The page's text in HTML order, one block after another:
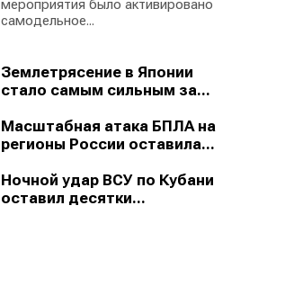
мероприятия было активировано
самодельное...
Землетрясение в Японии
стало самым сильным за...
Масштабная атака БПЛА на
регионы России оставила...
Ночной удар ВСУ по Кубани
оставил десятки...